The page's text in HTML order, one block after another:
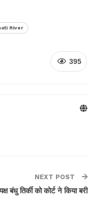
River
395
NEXT POST
बंधु तिर्की को कोर्ट ने किया बरी